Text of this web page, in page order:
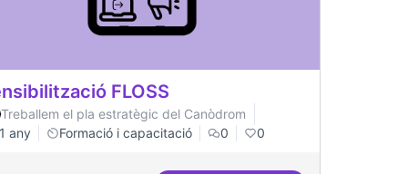
FLOSS
Treballem el pla estratègic del Canòdrom
1 any
Formació i capacitació 0 0